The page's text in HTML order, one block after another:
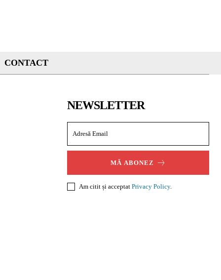
CONTACT
NEWSLETTER
MĂ ABONEZ
Am citit și acceptat Privacy Policy.